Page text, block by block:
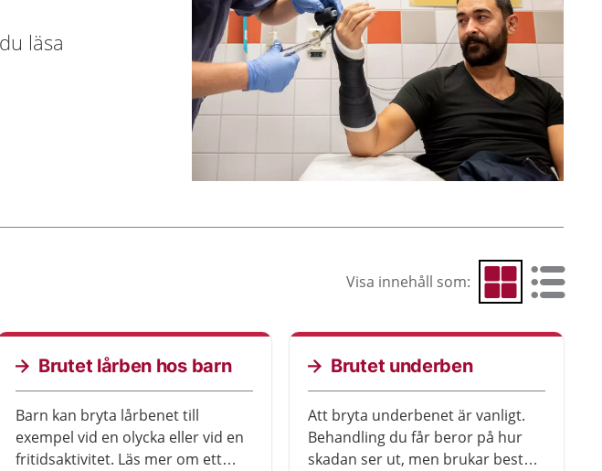
läsa
Visa innehåll som: Visa som rutnät
Visa som
Brutet lårben hos barn
Barn kan bryta lårbenet till
exempel vid en olycka eller vid en
fritidsaktivitet. Läs mer om ett
Brutet underben
Att bryta underbenet är vanligt.
Behandling du får beror på hur
skadan ser ut, men brukar bestå